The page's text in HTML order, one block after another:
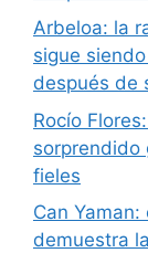
Arbeloa: la
sigue
después de
Rocío
sorprendido
fieles
Can
demuestra